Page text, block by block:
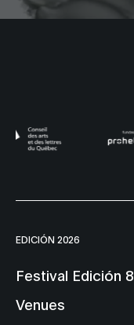
EDICIÓN 2026
Festival Edición 8
Venues